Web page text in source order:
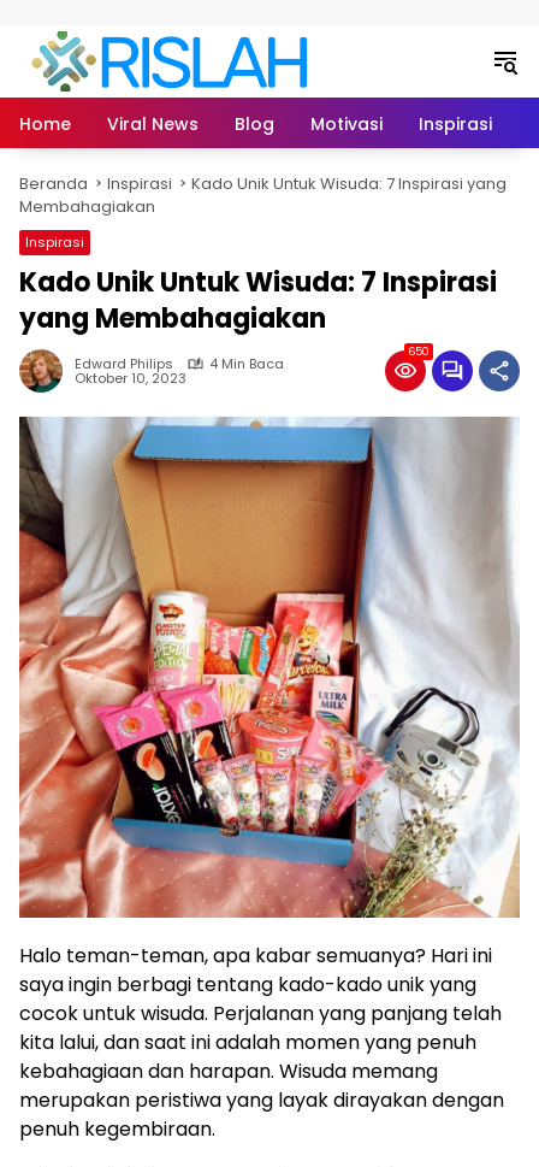
Home Viral News Blog Motivasi Inspirasi
Beranda Inspirasi
Kado Unik Untuk Wisuda: 7 Inspirasi yang
Membahagiakan
Inspirasi
Kado Unik Untuk Wisuda: 7 Inspirasi
yang Membahagiakan
Edward Philips 4 Min Baca
Oktober 10, 2023
650
Halo teman-teman, apa kabar semuanya? Hari ini
saya ingin berbagi tentang kado-kado unik yang
cocok untuk wisuda. Perjalanan yang panjang telah
kita lalui, dan saat ini adalah momen yang penuh
kebahagiaan dan harapan. Wisuda memang
merupakan peristiwa yang layak dirayakan dengan
penuh kegembiraan.